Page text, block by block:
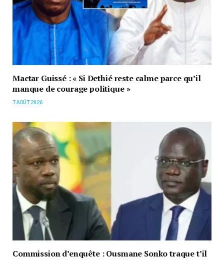
Mactar Guissé : « Si Dethié reste calme parce qu’il
manque de courage politique »
7 AOÛT 2026
Commission d’enquête : Ousmane Sonko traque t’il